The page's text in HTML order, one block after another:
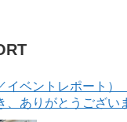
イベントレポート
、ありがとうござい